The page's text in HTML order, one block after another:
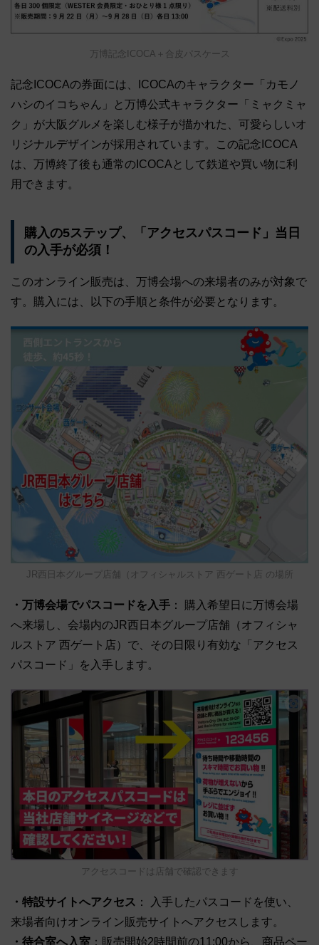
万博記念ICOCA＋合皮パスケース
記念ICOCAの券面には、ICOCAのキャラクター「カモノ
ハシのイコちゃん」と万博公式キャラクター「ミャクミャ
ク」が大阪グルメを楽しむ様子が描かれた、可愛らしいオ
リジナルデザインが採用されています。この記念ICOCA
は、万博終了後も通常のICOCAとして鉄道や買い物に利
用できます。
購入の5ステップ、「アクセスパスコード」当日
の入手が必須！
このオンライン販売は、万博会場への来場者のみが対象で
す。購入には、以下の手順と条件が必要となります。
JR西日本グループ店舗（オフィシャルストア 西ゲート店 の場所
・万博会場でパスコードを入手 ： 購入希望日に万博会場
へ来場し、会場内のJR西日本グループ店舗（オフィシャ
ルストア 西ゲート店）で、その日限り有効な「アクセス
パスコード」を入手します。
アクセスコードは店舗で確認できます
・特設サイトへアクセス ： 入手したパスコードを使い、
来場者向けオンライン販売サイトへアクセスします。
・待合室へ入室 ：販売開始2時間前の11:00から、商品ペー